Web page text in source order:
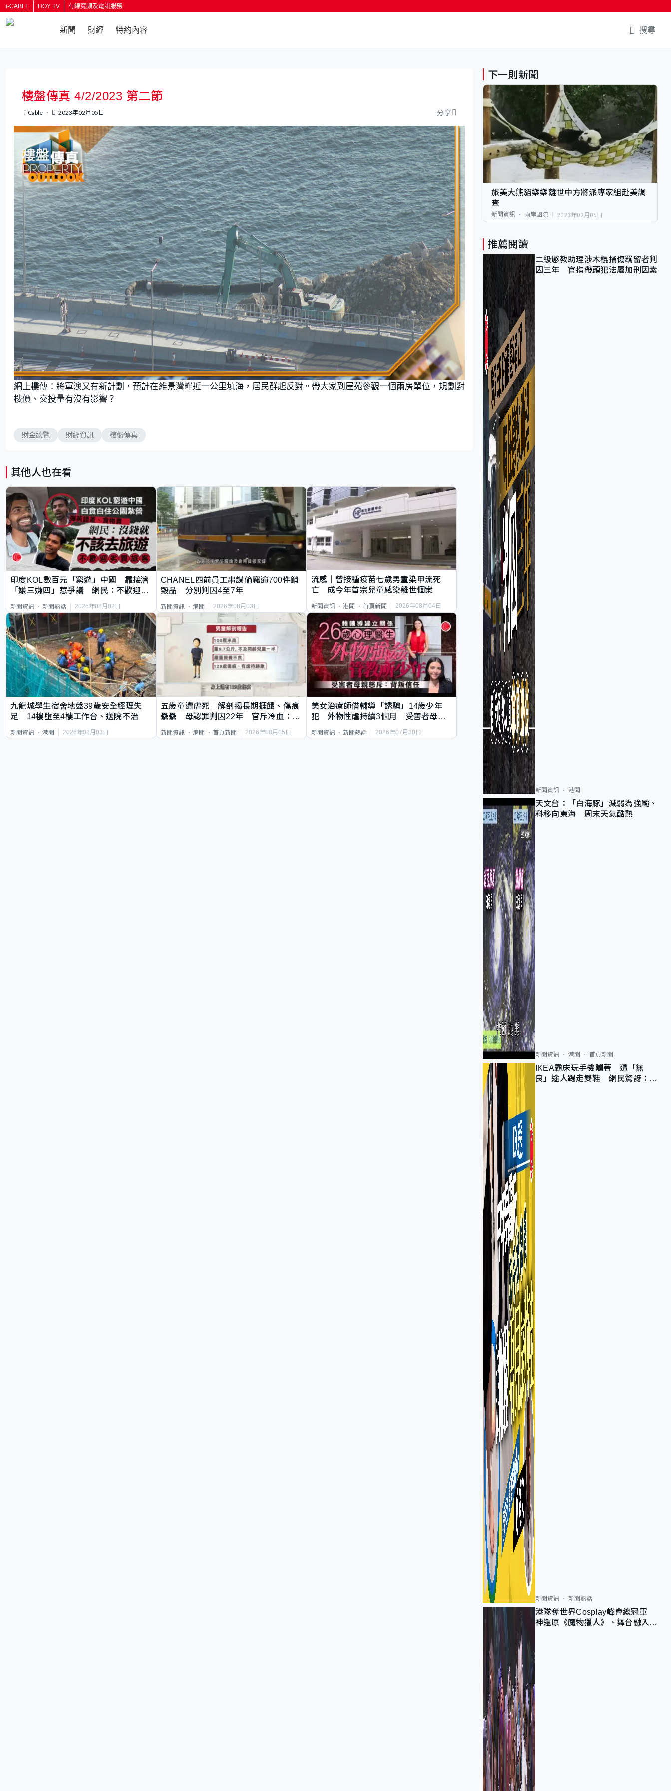
i-CABLE HOY TV 有線寬頻及電訊服務
新聞 財經 特約內容 搜尋
樓盤傳真 4/2/2023 第二節
i-Cable 2023年02月05日 分享
網上樓傳：將軍澳又有新計劃，預計在維景灣畔近一公里填海，居民群起反對。帶大家到屋苑參觀一個兩房單位，規劃對
樓價、交投量有沒有影響？
財金總覽 財經資訊 樓盤傳真
其他人也在看
印度KOL數百元「窮遊」中國 靠接濟
「嫌三嫌四」惹爭議 網民：不歡迎劣
新聞資訊 新聞熱話 2026年08月02日
CHANEL四前員工串謀偷竊逾700件銷
毀品 分別判囚4至7年
新聞資訊 港聞 2026年08月03日
流感｜曾接種疫苗七歲男童染甲流死
亡 成今年首宗兒童感染離世個案
新聞資訊 港聞 首頁新聞 2026年08月04日
九龍城學生宿舍地盤39歲安全經理失
足 14樓墮至4樓工作台、送院不治
新聞資訊 港聞 2026年08月03日
五歲童遭虐死｜解剖揭長期捱餓、傷痕
纍纍 母認罪判囚22年 官斥冷血：同
新聞資訊 港聞 首頁新聞 2026年08月05日
美女治療師借輔導「誘騙」14歲少年
犯 外物性虐持續3個月 受害者母：
新聞資訊 新聞熱話 2026年07月30日
下一則新聞
旅美大熊貓樂樂離世中方將派專家組赴美調
查
新聞資訊 兩岸國際 2023年02月05日
推薦閱讀
二級懲教助理涉木棍捅傷羈留者判
囚三年 官指帶頭犯法屬加刑因素
新聞資訊 港聞
天文台：「白海豚」減弱為強颱、
料移向東海 周末天氣酷熱
新聞資訊 港聞 首頁新聞
IKEA霸床玩手機瞓著 遭「無
良」途人踢走雙鞋 網民驚訝：冇
新聞資訊 新聞熱話
港隊奪世界Cosplay峰會總冠軍
神還原《魔物獵人》、舞台融入獅